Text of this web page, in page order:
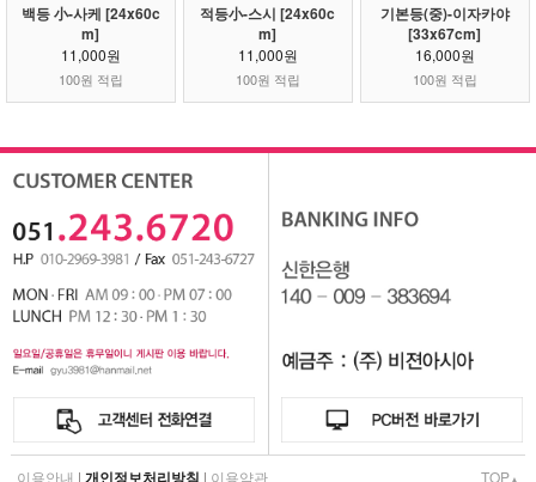
백등 小-사케 [24x60c
m]
11,000원
100원 적립
적등小-스시 [24x60c
m]
11,000원
100원 적립
기본등(중)-이자카야
[33x67cm]
16,000원
100원 적립
이용안내 | 개인정보처리방침 | 이용약관 TOP